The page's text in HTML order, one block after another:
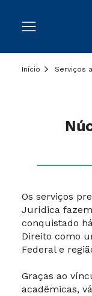
Início Serviços
Os serviços
Jurídica
conquistado
Direito como
Federal e
Graças ao
acadêmicas,